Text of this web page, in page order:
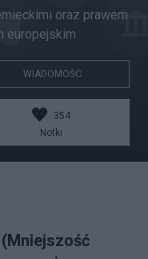
oraz prawem
europejskim
WIADOMOŚĆ
354
Notki